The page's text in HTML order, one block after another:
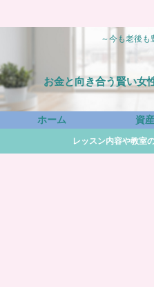
～今も老後も
お金と向き合う賢い女
ホーム 資
レッスン内容や教室